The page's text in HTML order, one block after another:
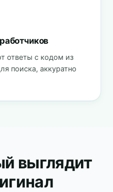
ответы с кодом из
поиска, аккуратно
выглядит